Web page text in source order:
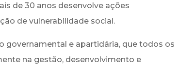
de 30 anos desenvolve ações
de vulnerabilidade social.
governamental e apartidária, que todos os
na gestão, desenvolvimento e